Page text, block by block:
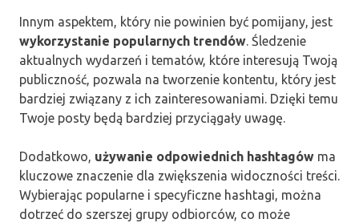
Innym aspektem, który nie powinien być pomijany, jest
wykorzystanie popularnych trendów. Śledzenie
aktualnych wydarzeń i tematów, które interesują Twoją
publiczność, pozwala na tworzenie kontentu, który jest
bardziej związany z ich zainteresowaniami. Dzięki temu
Twoje posty będą bardziej przyciągały uwagę.
Dodatkowo, używanie odpowiednich hashtagów ma
kluczowe znaczenie dla zwiększenia widoczności treści.
Wybierając popularne i specyficzne hashtagi, można
dotrzeć do szerszej grupy odbiorców, co może